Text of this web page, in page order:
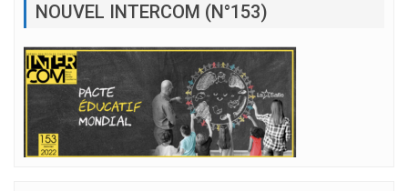
NOUVEL INTERCOM (N°153)